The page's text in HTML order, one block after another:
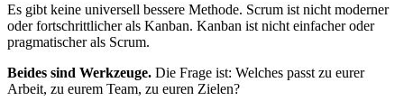
Es gibt keine universell bessere Methode. Scrum ist nicht moderner
oder fortschrittlicher als Kanban. Kanban ist nicht einfacher oder
pragmatischer als Scrum.
Beides sind Werkzeuge. Die Frage ist: Welches passt zu eurer
Arbeit, zu eurem Team, zu euren Zielen?